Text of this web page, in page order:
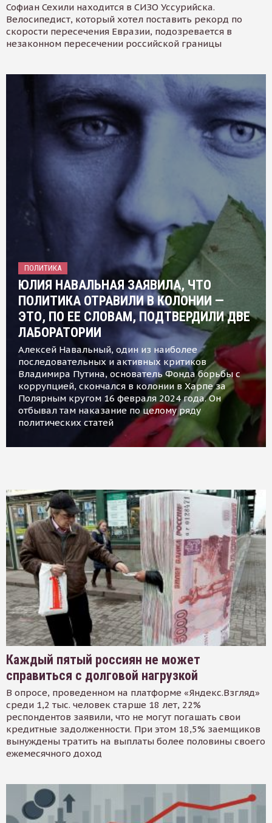
Софиан Сехили находится в СИЗО Уссурийска.
Велосипедист, который хотел поставить рекорд по
скорости пересечения Евразии, подозревается в
незаконном пересечении российской границы
ПОЛИТИКА
ЮЛИЯ НАВАЛЬНАЯ ЗАЯВИЛА, ЧТО
ПОЛИТИКА ОТРАВИЛИ В КОЛОНИИ —
ЭТО, ПО ЕЕ СЛОВАМ, ПОДТВЕРДИЛИ ДВЕ
ЛАБОРАТОРИИ
Алексей Навальный, один из наиболее
последовательных и активных критиков
Владимира Путина, основатель Фонда борьбы с
коррупцией, скончался в колонии в Харпе за
Полярным кругом 16 февраля 2024 года. Он
отбывал там наказание по целому ряду
политических статей
Каждый пятый россиян не может
справиться с долговой нагрузкой
В опросе, проведенном на платформе «Яндекс.Взгляд»
среди 1,2 тыс. человек старше 18 лет, 22%
респондентов заявили, что не могут погашать свои
кредитные задолженности. При этом 18,5% заемщиков
вынуждены тратить на выплаты более половины своего
ежемесячного доход